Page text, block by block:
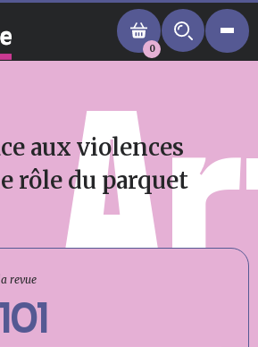
0
aux violences
rôle du parquet
revue